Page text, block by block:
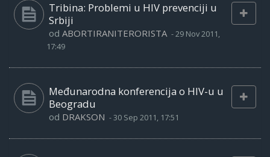
Tribina: Problemi u HIV prevenciji u
Srbiji
od ABORTIRANITERORISTA -29 Nov 2011,
17:49
Međunarodna konferencija o HIV-u u
Beogradu
od DRAKSON -30 Sep 2011, 17:51